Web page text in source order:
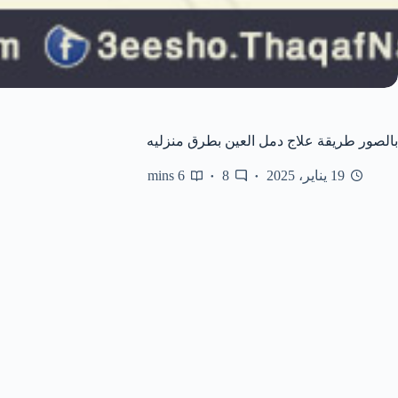
بالصور طريقة علاج دمل العين بطرق منزليه
19 يناير، 2025 8
6 mins